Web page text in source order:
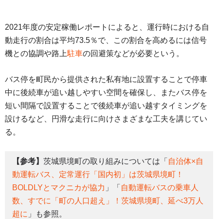
2021年度の安定稼働レポートによると、運行時における自
動走行の割合は平均73.5％で、この割合を高めるには信号
機との協調や路上駐車の回避策などが必要という。
バス停を町民から提供された私有地に設置することで停車
中に後続車が追い越しやすい空間を確保し、またバス停を
短い間隔で設置することで後続車が追い越すタイミングを
設けるなど、円滑な走行に向けさまざまな工夫を講じてい
る。
【参考】 茨城県境町の取り組みについては「 自治体×自
動運転バス、定常運行「国内初」は茨城県境町！
BOLDLYとマクニカが協力 」「 自動運転バスの乗車人
数、すでに「町の人口超え」！茨城県境町、延べ3万人
超に 」も参照。